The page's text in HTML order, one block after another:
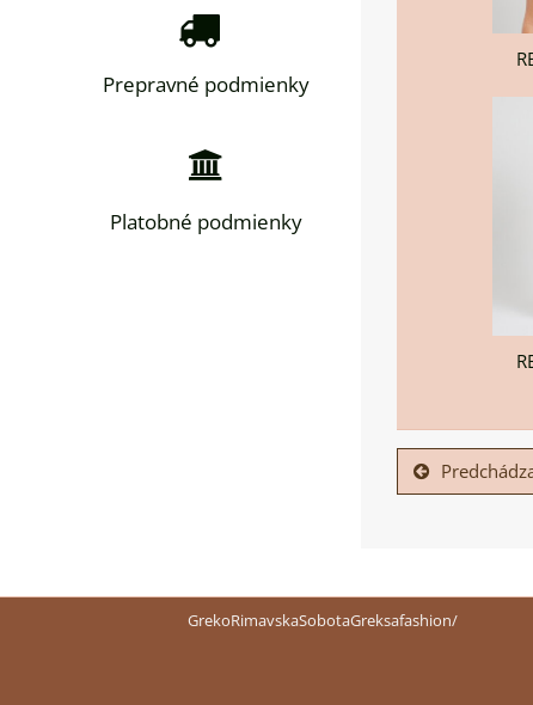
Prepravné podmienky
Platobné podmienky
GrekoRimavskaSobotaGreksafashion/